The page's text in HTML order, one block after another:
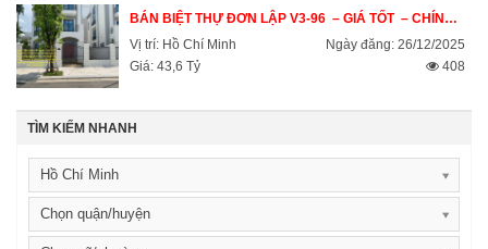
BÁN BIỆT THỰ ĐƠN LẬP V3-96  – GIÁ TỐT  – CHÍNH CHỦ CẦN BÁN TẠI The Manhattan Glory, Đường Nguyễn Xiển
Vị trí: Hồ Chí Minh
Giá: 43,6 Tỷ
Ngày đăng: 26/12/2025
408
TÌM KIẾM NHANH
Hồ Chí Minh
Chọn quận/huyện